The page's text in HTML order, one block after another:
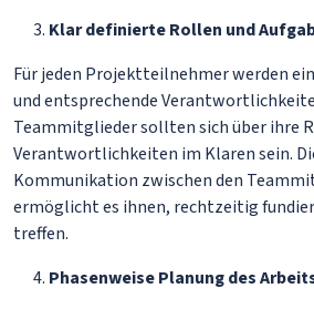
Klar definierte Rollen und
Für jeden Projektteilnehmer werden
und entsprechende
Teammitglieder sollten sich über ihre
Verantwortlichkeiten im Klaren sein.
Kommunikation zwischen den
ermöglicht es ihnen, rechtzeitig
treffen.
Phasenweise Planung des